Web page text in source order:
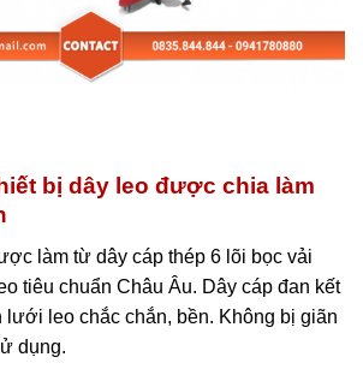
bị dây leo được chia làm
làm từ dây cáp thép 6 lõi bọc vải
tiêu chuẩn Châu Âu. Dây cáp đan kết
lưới leo chắc chắn, bền. Không bị giãn
dụng.